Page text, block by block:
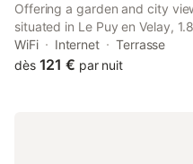
Offering a garden and city
situated in Le Puy en Velay,
2.7 km from Saint-Michel
parking on-site are available
WiFi Internet
Terrasse
dès 121 € par nuit